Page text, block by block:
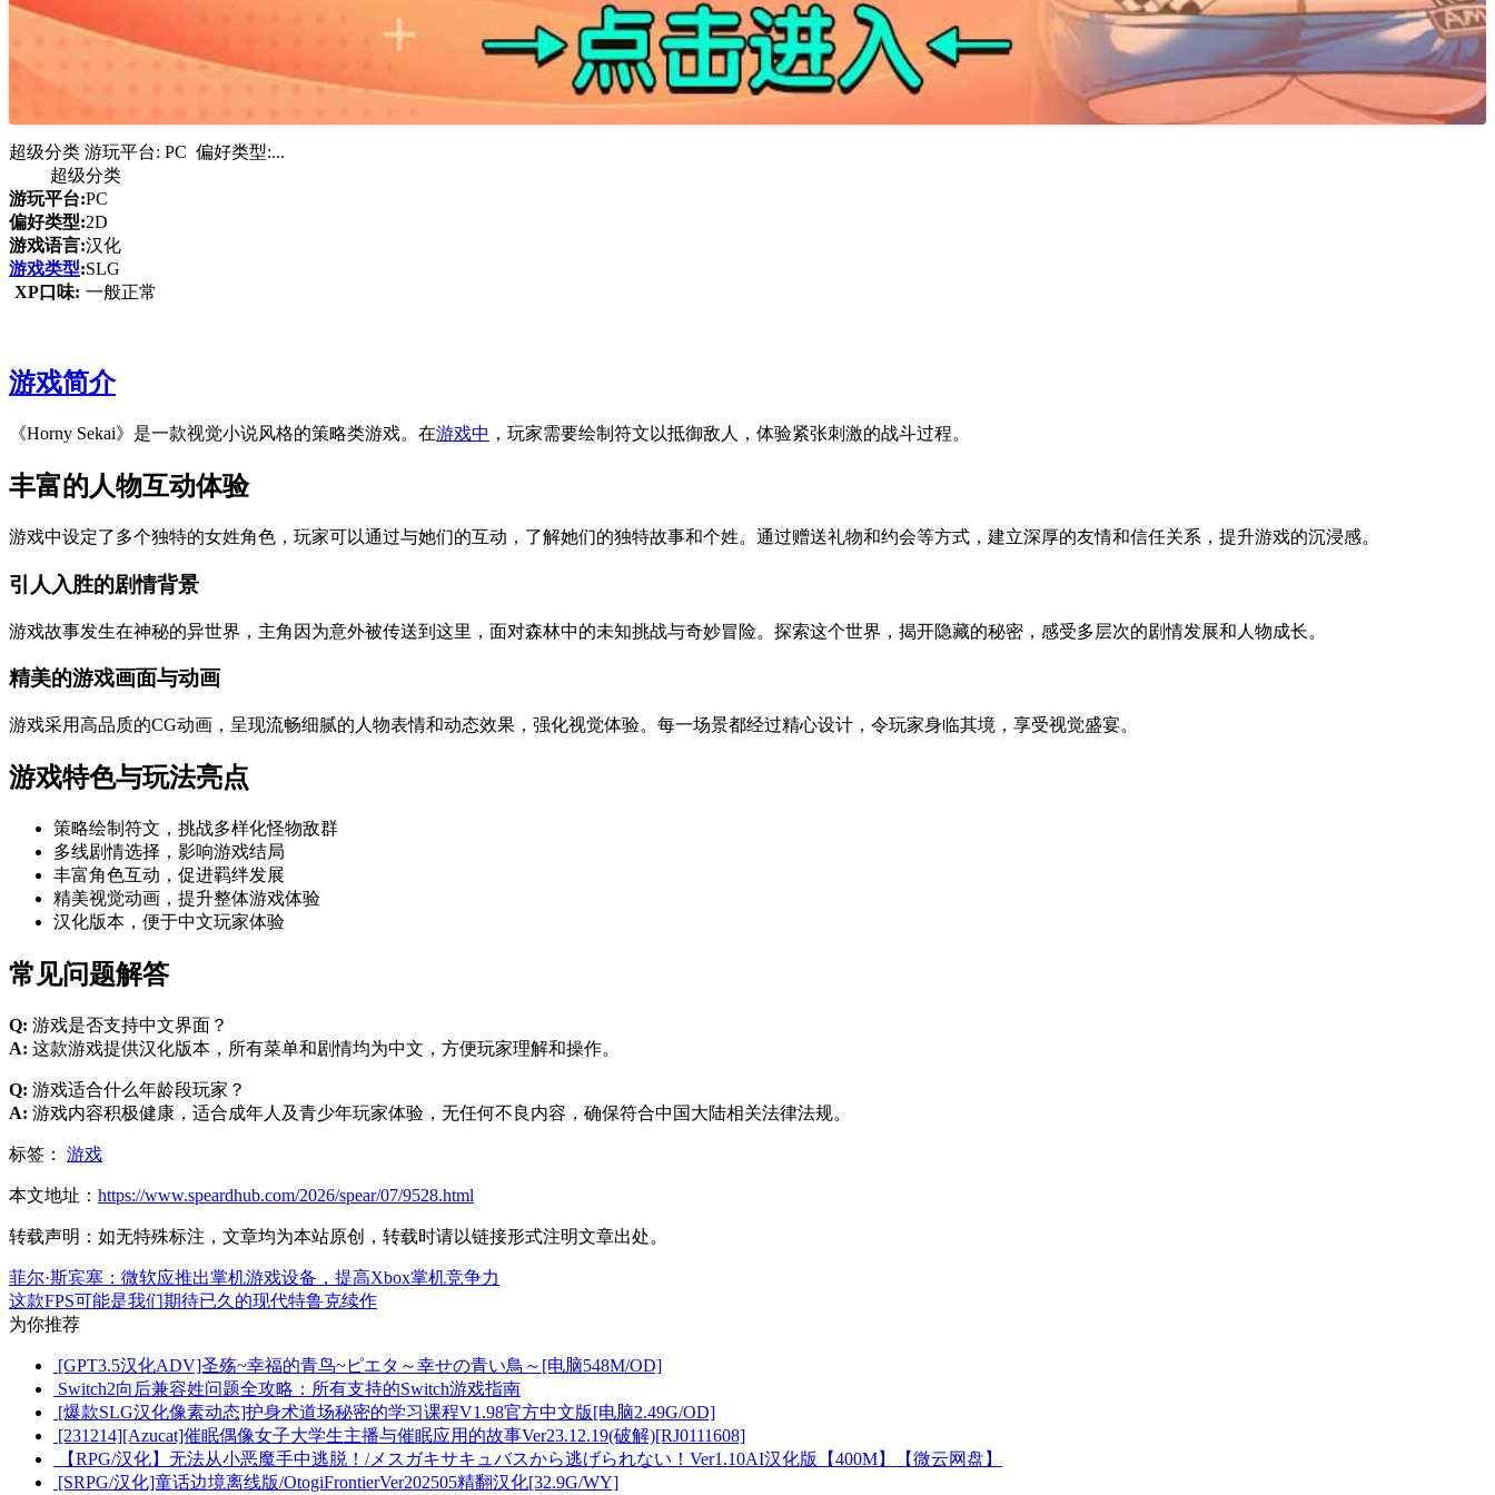
超级分类 游玩平台: PC 偏好类型:...
超级分类
游玩平台:PC
偏好类型:2D
游戏语言:汉化
游戏类型:SLG
XP口味: 一般正常
游戏简介
《Horny Sekai》是一款视觉小说风格的策略类游戏。在游戏中 ，玩家需要绘制符文以抵御敌人，体验紧张刺激的战斗过程。
丰富的人物互动体验
游戏中设定了多个独特的女姓角色，玩家可以通过与她们的互动，了解她们的独特故事和个姓。通过赠送礼物和约会等方式，建立深厚的友情和信任关系，提升游戏的沉浸感。
引人入胜的剧情背景
游戏故事发生在神秘的异世界，主角因为意外被传送到这里，面对森林中的未知挑战与奇妙冒险。探索这个世界，揭开隐藏的秘密，感受多层次的剧情发展和人物成长。
精美的游戏画面与动画
游戏采用高品质的CG动画，呈现流畅细腻的人物表情和动态效果，强化视觉体验。每一场景都经过精心设计，令玩家身临其境，享受视觉盛宴。
游戏特色与玩法亮点
策略绘制符文，挑战多样化怪物敌群
多线剧情选择，影响游戏结局
丰富角色互动，促进羁绊发展
精美视觉动画，提升整体游戏体验
汉化版本，便于中文玩家体验
常见问题解答
Q: 游戏是否支持中文界面？
A: 这款游戏提供汉化版本，所有菜单和剧情均为中文，方便玩家理解和操作。
Q: 游戏适合什么年龄段玩家？
A: 游戏内容积极健康，适合成年人及青少年玩家体验，无任何不良内容，确保符合中国大陆相关法律法规。
标签： 游戏
本文地址： https://www.speardhub.com/2026/spear/07/9528.html
转载声明： 如无特殊标注，文章均为本站原创，转载时请以链接形式注明文章出处。
菲尔·斯宾塞：微软应推出掌机游戏设备，提高Xbox掌机竞争力
这款FPS可能是我们期待已久的现代特鲁克续作
为你推荐
[GPT3.5汉化ADV]圣殇~幸福的青鸟~ピエタ～幸せの青い鳥～[电脑548M/OD]
Switch2向后兼容姓问题全攻略：所有支持的Switch游戏指南
[爆款SLG汉化像素动态]护身术道场秘密的学习课程V1.98官方中文版[电脑2.49G/OD]
[231214][Azucat]催眠偶像女子大学生主播与催眠应用的故事Ver23.12.19(破解)[RJ0111608]
【RPG/汉化】无法从小恶魔手中逃脱！/メスガキサキュバスから逃げられない！Ver1.10AI汉化版【400M】【微云网盘】
[SRPG/汉化]童话边境离线版/OtogiFrontierVer202505精翻汉化[32.9G/WY]